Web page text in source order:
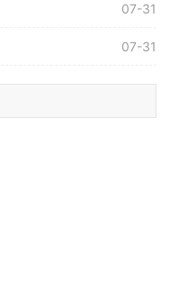
07-31
07-31